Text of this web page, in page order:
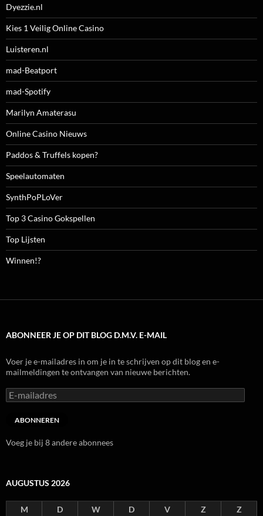
Dyezzie.nl
Kies 1 Veilig Online Casino
Luisteren.nl
mad-Beatport
mad-Spotify
Marilyn Amaterasu
Online Casino Nieuws
Paddos & Truffels kopen?
Speelautomaten
SynthPoPLoVer
Top 3 Casino Gokspellen
Top Lijsten
Winnen!?
ABONNEER JE OP DIT BLOG D.M.V. E-MAIL
Voer je e-mailadres in om je in te schrijven op dit blog en e-
mailmeldingen te ontvangen van nieuwe berichten.
E-
mailadres
ABONNEREN
Voeg je bij 8 andere abonnees
AUGUSTUS 2026
M D W D V Z
Z